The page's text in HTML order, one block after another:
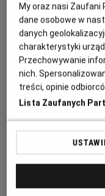
rzucił im pod nogi,
nawzajem. Ta
wolności, miłości i
CENNIK
My oraz nasi
dane osobowe w
danych
charakterystyki
Przechowywanie
nich.
treści, opinie
Lista Zaufanych